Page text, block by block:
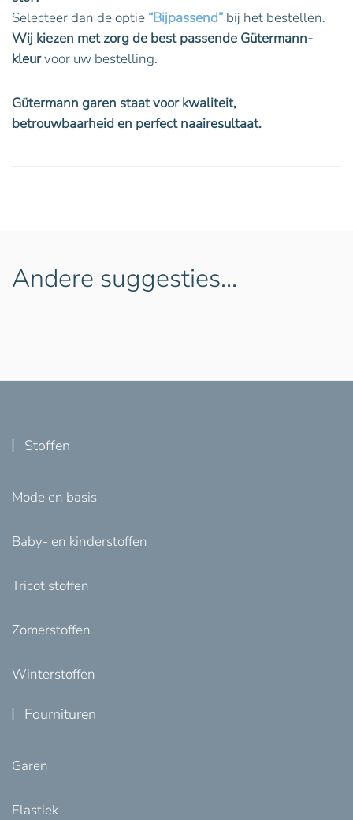
Selecteer dan de optie “Bijpassend” bij het bestellen.
Wij kiezen met zorg de best passende Gütermann-
kleurvoor uw bestelling.
Gütermann garen staat voor kwaliteit,
betrouwbaarheid en perfect naairesultaat.
Andere suggesties…
Stoffen
Mode en basis
Baby- en kinderstoffen
Tricot stoffen
Zomerstoffen
Winterstoffen
Fournituren
Garen
Elastiek